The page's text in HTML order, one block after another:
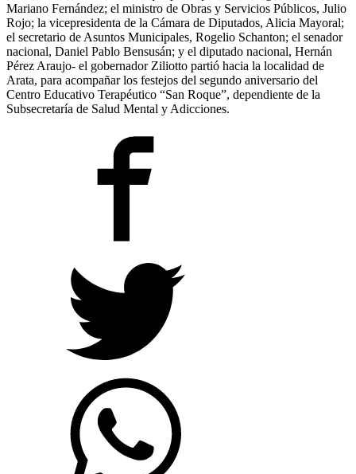
Mariano Fernández; el ministro de Obras y Servicios Públicos, Julio
Rojo; la vicepresidenta de la Cámara de Diputados, Alicia Mayoral;
el secretario de Asuntos Municipales, Rogelio Schanton; el senador
nacional, Daniel Pablo Bensusán; y el diputado nacional, Hernán
Pérez Araujo- el gobernador Ziliotto partió hacia la localidad de
Arata, para acompañar los festejos del segundo aniversario del
Centro Educativo Terapéutico “San Roque”, dependiente de la
Subsecretaría de Salud Mental y Adicciones.